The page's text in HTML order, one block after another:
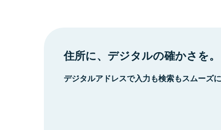
住所に、デジタルの確かさを。
デジタルアドレスで入力も検索もスムーズ